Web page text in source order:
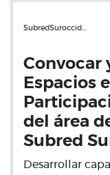
SubredSuroccid…
Convocar
Espacios
del área
Subred
Desarrollar